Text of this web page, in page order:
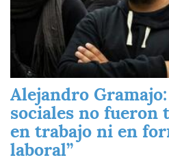
Alejandro
sociales no fueron
en trabajo ni en
laboral”